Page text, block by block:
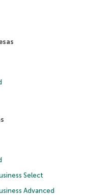
Select
Advanced